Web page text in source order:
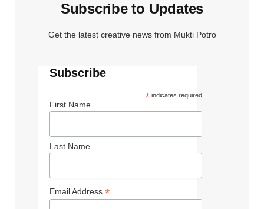
Subscribe to Updates
Get the latest creative news from Mukti Potro
Subscribe
* indicates required
First Name
Last Name
Email Address *